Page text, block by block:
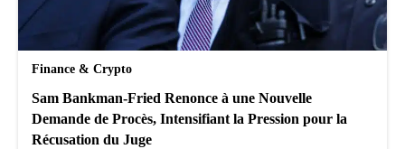
Finance & Crypto
Sam Bankman-Fried Renonce à une Nouvelle
Demande de Procès, Intensifiant la Pression pour la
Récusation du Juge